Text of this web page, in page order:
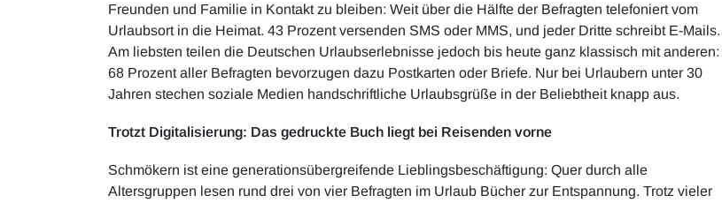
Freunden und Familie in Kontakt zu bleiben: Weit über die Hälfte der Befragten telefoniert vom
Urlaubsort in die Heimat. 43 Prozent versenden SMS oder MMS, und jeder Dritte schreibt E-Mails.
Am liebsten teilen die Deutschen Urlaubserlebnisse jedoch bis heute ganz klassisch mit anderen:
68 Prozent aller Befragten bevorzugen dazu Postkarten oder Briefe. Nur bei Urlaubern unter 30
Jahren stechen soziale Medien handschriftliche Urlaubsgrüße in der Beliebtheit knapp aus.
Trotzt Digitalisierung: Das gedruckte Buch liegt bei Reisenden vorne
Schmökern ist eine generationsübergreifende Lieblingsbeschäftigung: Quer durch alle
Altersgruppen lesen rund drei von vier Befragten im Urlaub Bücher zur Entspannung. Trotz vieler